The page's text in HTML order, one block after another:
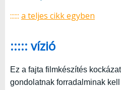
:::::: a teljes cikk egyben
::::: vízió
Ez a fajta filmkészítés
gondolatnak forradalminak